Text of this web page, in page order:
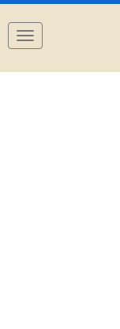
Navigation